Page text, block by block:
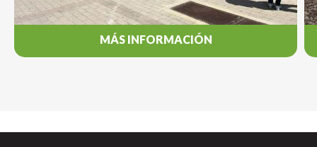
MÁS INFORMACIÓN